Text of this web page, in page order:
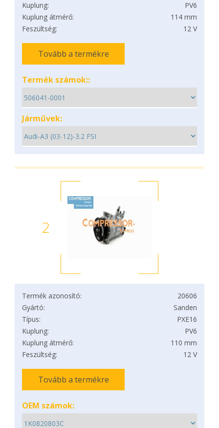
Kuplung:
PV6
Kuplung átmérő:
114 mm
Feszültség:
12 V
Tovább a termékre
Termék számok::
Járművek:
2
Termék azonosító:
20606
Gyártó:
Sanden
Típus:
PXE16
Kuplung:
PV6
Kuplung átmérő:
110 mm
Feszültség:
12 V
Tovább a termékre
OEM számok: